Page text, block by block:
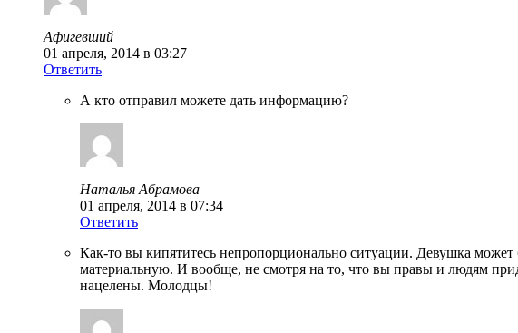
Афигевший
01 апреля, 2014 в 03:27
Ответить
А кто отправил можете дать информацию?
Наталья Абрамова
01 апреля, 2014 в 07:34
Ответить
Как-то вы кипятитесь непропорционально ситуации. Девушка
материальную. И вообще, не смотря на то, что вы правы и людям
нацелены. Молодцы!